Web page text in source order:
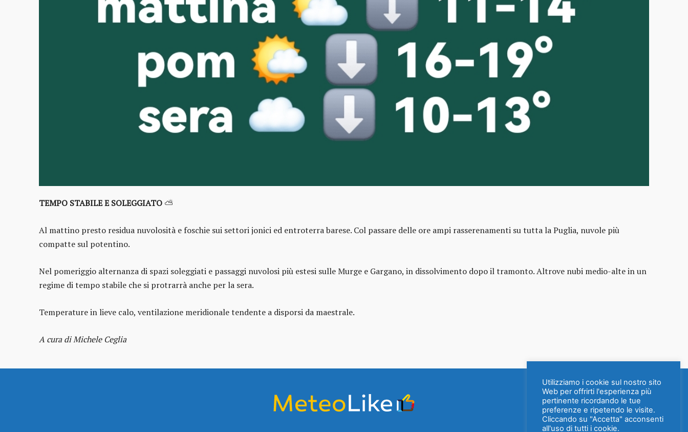
TEMPO STABILE E SOLEGGIATO ⛅
Al mattino presto residua nuvolosità e foschie sui settori jonici ed entroterra barese. Col passare delle ore ampi rasserenamenti su tutta la Puglia, nuvole più
compatte sul potentino.
Nel pomeriggio alternanza di spazi soleggiati e passaggi nuvolosi più estesi sulle Murge e Gargano, in dissolvimento dopo il tramonto. Altrove nubi medio-alte in un
regime di tempo stabile che si protrarrà anche per la sera.
Temperature in lieve calo, ventilazione meridionale tendente a disporsi da maestrale.
A cura di Michele Ceglia
Utilizziamo i cookie sul nostro sito
Web per offrirti l'esperienza più
pertinente ricordando le tue
preferenze e ripetendo le visite.
Cliccando su "Accetta" acconsenti
all'uso di tutti i cookie.